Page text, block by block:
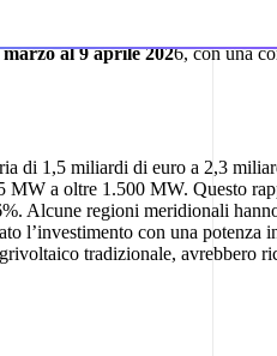
al 9 aprile 2026, con una
di 1,5 miliardi di euro a 2,3
a oltre 1.500 MW. Questo
Alcune regioni meridionali
l’investimento con una potenza
tradizionale, avrebbero